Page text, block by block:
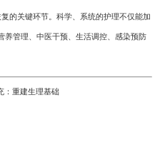
的关键环节。科学、系统的护理不仅能加
养管理、中医干预、生活调控、感染预防
：重建生理基础